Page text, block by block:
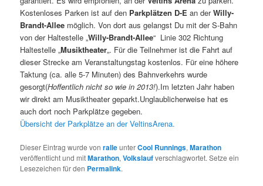
Kostenloses Parken ist auf den Parkplätzen D-Ean derWilly-
Brandt-Allee möglich. Von dort aus gelangst Du mit der S-Bahn
von der Haltestelle „Willy-Brandt-Allee“ Linie 302 Richtung
Haltestelle „Musiktheater„. Für die Teilnehmer ist die Fahrt auf
dieser Strecke am Veranstaltungstag kostenlos. Für eine höhere
Taktung (ca. alle 5-7 Minuten) des Bahnverkehrs wurde
gesorgt(Hoffentlich nicht so wie in 2013!).Im letzten Jahr haben
wir direkt am Musiktheater geparkt.Unglaublicherweise hat es
auch dort noch Parkplätze gegeben.
Übersicht der Parkplätze an der VeltinsArena.
Dieser Eintrag wurde vonralleunterCool Runnings,Marathon
veröffentlicht und mitMarathon,Volkslaufverschlagwortet. Setze ein
Lesezeichen für den Permalink.